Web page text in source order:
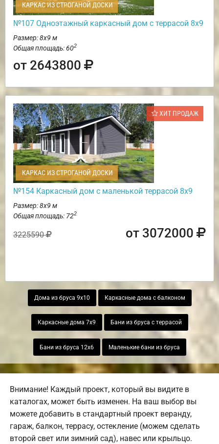
КАРКАС ИЗ СТРОГАНОЙ ДОСКИ
№107 Одноэтажный каркасный дом с террасой 8х9
Размер: 8х9 м
Общая площадь: 602
от 2643800
ХИТ ПРОДАЖ
КАРКАС ИЗ СТРОГАНОЙ ДОСКИ
№154 Каркасный дом с маленькой террасой 8х9
Размер: 8х9 м
Общая площадь: 722
3225590 от 3072000
Дома из бруса 9х10 Каркасные дома с балконом
Каркасные дома 7х9 Бани из бруса с террасой
Бани из бруса 12х6 Маленькие бани из бруса
Внимание! Каждый проект, который вы видите в
каталогах, может быть изменен. На ваш выбор вы
можете добавить в стандартный проект веранду,
гараж, балкон, террасу, остекление (можем сделать
второй свет или зимний сад), навес или крыльцо.